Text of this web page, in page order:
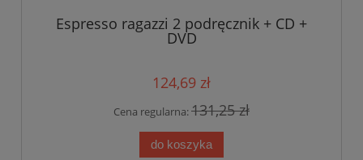
Espresso ragazzi 2 podręcznik + CD +
DVD
124,69 zł
Cena regularna:131,25 zł
do koszyka